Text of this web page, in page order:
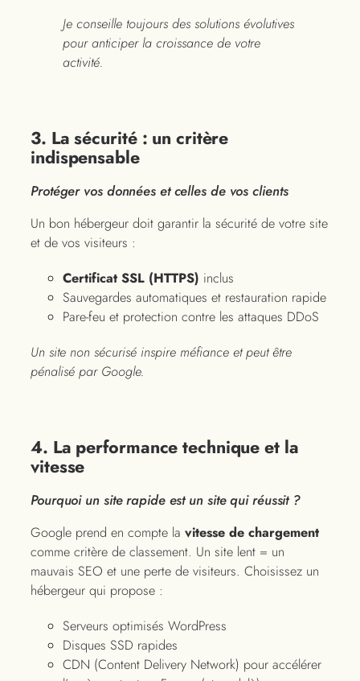
Je conseille toujours des solutions évolutives
pour anticiper la croissance de votre
activité.
3. La sécurité : un critère
indispensable
Protéger vos données et celles de vos clients
Un bon hébergeur doit garantir la sécurité de votre site
et de vos visiteurs :
Certificat SSL (HTTPS) inclus
Sauvegardes automatiques et restauration rapide
Pare-feu et protection contre les attaques DDoS
Un site non sécurisé inspire méfiance et peut être
pénalisé par Google.
4. La performance technique et la
vitesse
Pourquoi un site rapide est un site qui réussit ?
Google prend en compte la vitesse de chargement
comme critère de classement. Un site lent = un
mauvais SEO et une perte de visiteurs. Choisissez un
hébergeur qui propose :
Serveurs optimisés WordPress
Disques SSD rapides
CDN (Content Delivery Network) pour accélérer